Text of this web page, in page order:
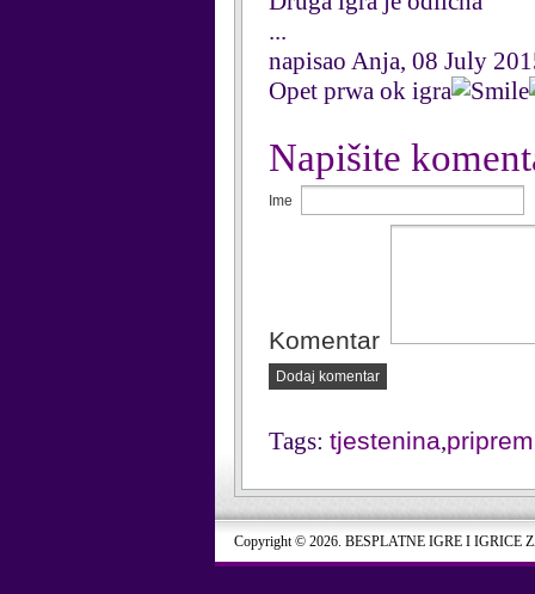
...
napisao Anja, 08 July
Opet prwa ok igra
Napišite
Ime
Komentar
Dodaj komentar
Tags: tjestenina,
Copyright © 2026. BESPLATNE IGRE I IGRICE